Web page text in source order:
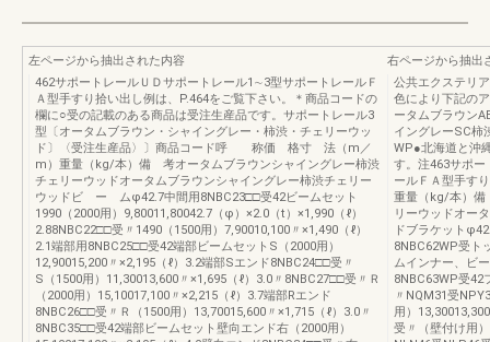
左ページから抽出された内容
462サポートレールＵＤサポートレール1∼3型サポートレールＦ
Ａ型手すり拾い出し例は、P.464をご覧下さい。＊商品コードの
欄に○受の記載のある商品は受注生産品です。サポートレール3
型〔オータムブラウン・シャイングレー・柿渋・チェリーウッ
ド〕〈受注生産品〉〕商品コード呼 称価 格寸 法（m／
m）重量（kg/本）備 考オータムブラウンシャイングレー柿渋
チェリーウッドオータムブラウンシャイングレー柿渋チェリー
ウッドビ ー ムφ42.7中間用8NBC23□□受42ビームセット
1990（2000用）9,80011,80042.7（φ）×2.0（t）×1,990（ℓ）
2.88NBC22□□受〃1490（1500用）7,90010,100〃×1,490（ℓ）
2.1端部用8NBC25□□受42端部ビームセットS（2000用）
12,90015,200〃×2,195（ℓ）3.2端部Sエンド8NBC24□□受〃
S（1500用）11,30013,600〃×1,695（ℓ）3.0〃8NBC27□□受〃Ｒ
（2000用）15,10017,100〃×2,215（ℓ）3.7端部Rエンド
8NBC26□□受〃Ｒ（1500用）13,70015,600〃×1,715（ℓ）3.0〃
8NBC35□□受42端部ビームセット壁向エンド右（2000用）
右ページから抽出
公共エクステリ
色により下記の
ータムブラウン
イングレーSC柿
WP●北海道と沖
す。注463サポ
ールＦＡ型手
重量（kg/本）備
リーウッドオー
ドブラケット
8NBC62WP受ト
ムインナー、ビ
8NBC63WP受42
〃NQM31受
用）
受〃（壁付け用